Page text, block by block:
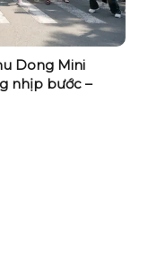
Dong Mini
nhịp bước –